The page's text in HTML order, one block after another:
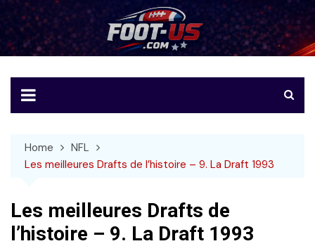
to
content
Foot-US
Le football américain en français
Home
NFL
Les meilleures Drafts de l’histoire – 9. La Draft 1993
Les meilleures Drafts de
l’histoire – 9. La Draft 1993